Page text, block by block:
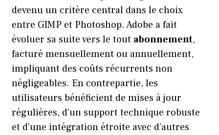
devenu un critère central dans le choix
entre GIMP et Photoshop. Adobe a fait
évoluer sa suite vers le tout abonnement,
facturé mensuellement ou annuellement,
impliquant des coûts récurrents non
négligeables. En contrepartie, les
utilisateurs bénéficient de mises à jour
régulières, d’un support technique robuste
et d’une intégration étroite avec d’autres